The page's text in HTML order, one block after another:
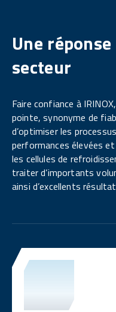
Une
secteur
Faire confiance à
pointe, synonyme de
d’optimiser les
performances élevées
les cellules de
traiter d’importants
ainsi d’excellents